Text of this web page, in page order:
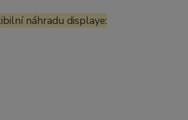
náhradu displaye: